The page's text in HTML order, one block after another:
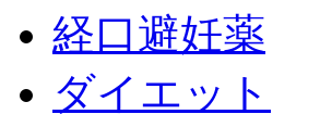
経口避妊薬
ダイエット